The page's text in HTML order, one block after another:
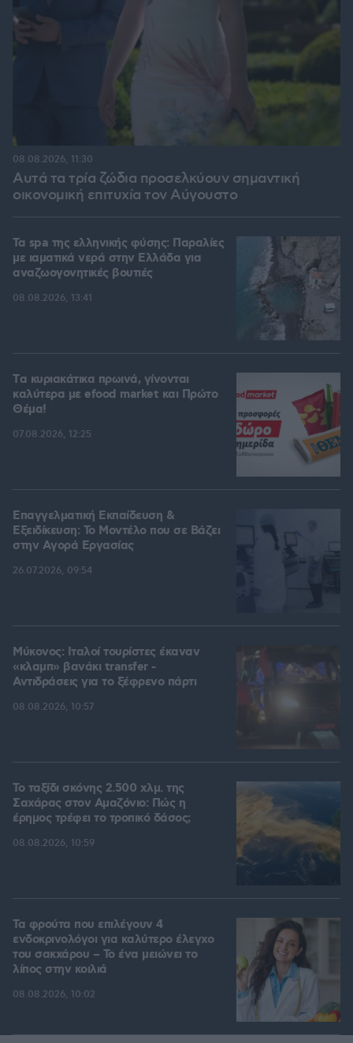
Αυτά τα τρία ζώδια προσελκύουν σημαντική
οικονομική επιτυχία τον Αύγουστο
08.08.2026, 11:30
Τα spa της ελληνικής φύσης: Παραλίες
με ιαματικά νερά στην Ελλάδα για
αναζωογονητικές βουτιές
08.08.2026, 13:41
Tα κυριακάτικα πρωινά, γίνονται
καλύτερα με efood market και Πρώτο
Θέμα!
07.08.2026, 12:25
Επαγγελματική Εκπαίδευση &
Εξειδίκευση: Το Mοντέλο που σε Bάζει
στην Aγορά Eργασίας
26.07.2026, 09:54
Μύκονος: Ιταλοί τουρίστες έκαναν
«κλαμπ» βανάκι transfer -
Αντιδράσεις για το ξέφρενο πάρτι
08.08.2026, 10:57
Το ταξίδι σκόνης 2.500 χλμ. της
Σαχάρας στον Αμαζόνιο: Πώς η
έρημος τρέφει το τροπικό δάσος;
08.08.2026, 10:59
Τα φρούτα που επιλέγουν 4
ενδοκρινολόγοι για καλύτερο έλεγχο
του σακχάρου – Το ένα μειώνει το
λίπος στην κοιλιά
08.08.2026, 10:02